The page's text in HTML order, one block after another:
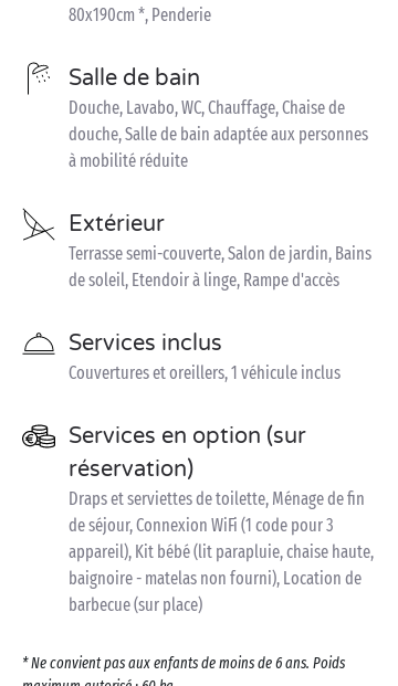
80x190cm *, Penderie
Salle de bain
Douche, Lavabo, WC, Chauffage, Chaise de
douche, Salle de bain adaptée aux personnes
à mobilité réduite
Extérieur
Terrasse semi-couverte, Salon de jardin, Bains
de soleil, Etendoir à linge, Rampe d'accès
Services inclus
Couvertures et oreillers, 1 véhicule inclus
Services en option (sur
réservation)
Draps et serviettes de toilette, Ménage de fin
de séjour, Connexion WiFi (1 code pour 3
appareil), Kit bébé (lit parapluie, chaise haute,
baignoire - matelas non fourni), Location de
barbecue (sur place)
* Ne convient pas aux enfants de moins de 6 ans. Poids